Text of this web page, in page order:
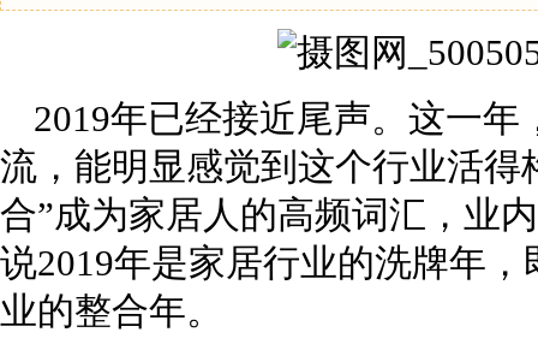
2019年已经接近尾声。这一
流，能明显感觉到这个行业活得
合”成为家居人的高频词汇，业
说2019年是家居行业的洗牌年
业的整合年。